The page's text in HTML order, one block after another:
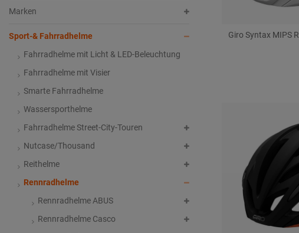
Marken
Sport-& Fahrradhelme
Fahrradhelme mit Licht & LED-Beleuchtung
Fahrradhelme mit Visier
Smarte Fahrradhelme
Wassersporthelme
Fahrradhelme Street-City-Touren
Nutcase/Thousand
Reithelme
Rennradhelme
Rennradhelme ABUS
Rennradhelme Casco
Giro Syntax MIPS